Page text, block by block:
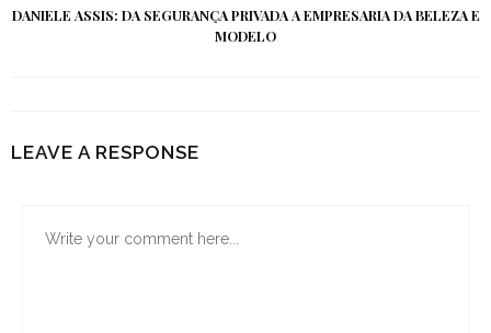
DANIELE ASSIS: DA SEGURANÇA PRIVADA A EMPRESARIA DA BELEZA E
MODELO
LEAVE A RESPONSE